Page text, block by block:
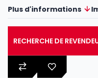
Plus d'informations
RECHERCHE DE